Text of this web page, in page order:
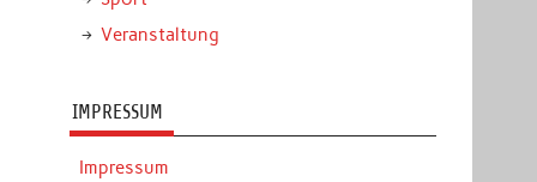
Veranstaltung
IMPRESSUM
Impressum